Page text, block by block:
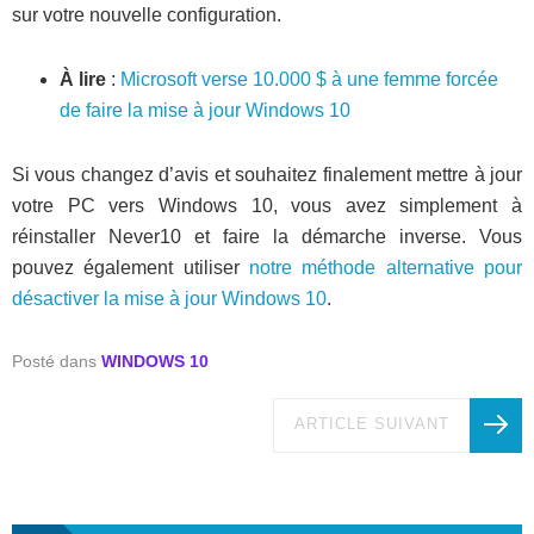
sur votre nouvelle configuration.
À lire : Microsoft verse 10.000 $ à une femme forcée
de faire la mise à jour Windows 10
Si vous changez d’avis et souhaitez finalement mettre à jour
votre PC vers Windows 10, vous avez simplement à
réinstaller Never10 et faire la démarche inverse. Vous
pouvez également utiliser notre méthode alternative pour
désactiver la mise à jour Windows 10.
Posté dans WINDOWS 10
ARTICLE SUIVANT